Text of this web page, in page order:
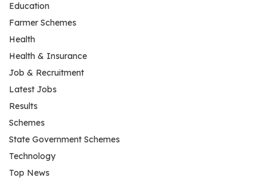
Education
Farmer Schemes
Health
Health & Insurance
Job & Recruitment
Latest Jobs
Results
Schemes
State Government Schemes
Technology
Top News